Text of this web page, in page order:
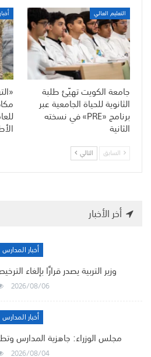
التعليم العالي
جامعة الكويت تهيّئ طلبة
الثانوية للحياة الجامعية عبر
برنامج «PRE» في نسخته
الثانية
السابق التالي
أخر الأخبار
أخبار المدارس
وزير التربية يصدر قرارًا بإلغاء
2026/08/06
أخبار المدارس
مجلس الوزراء: جاهزية المدارس
2026/08/04